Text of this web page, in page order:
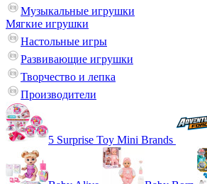
Музыкальные игрушки
Мягкие игрушки
Настольные игры
Развивающие игрушки
Творчество и лепка
Производители
5 Surprise Toy Mini Brands